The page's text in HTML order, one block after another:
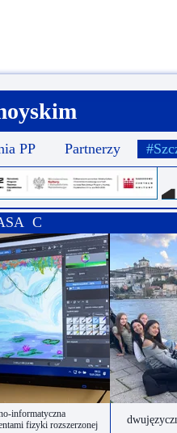
C
informatyczna
fizyki rozszerzonej
Partnerzy
PP